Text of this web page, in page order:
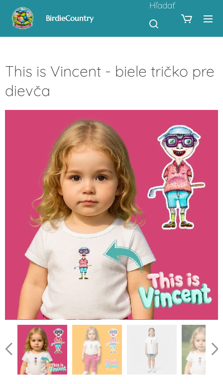
BirdieCountry
Hľadať
This is Vincent - biele tričko pre
dievča